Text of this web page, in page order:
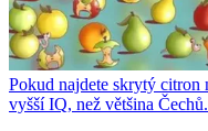
Pokud najdete skrytý citron
vyšší IQ, než většina